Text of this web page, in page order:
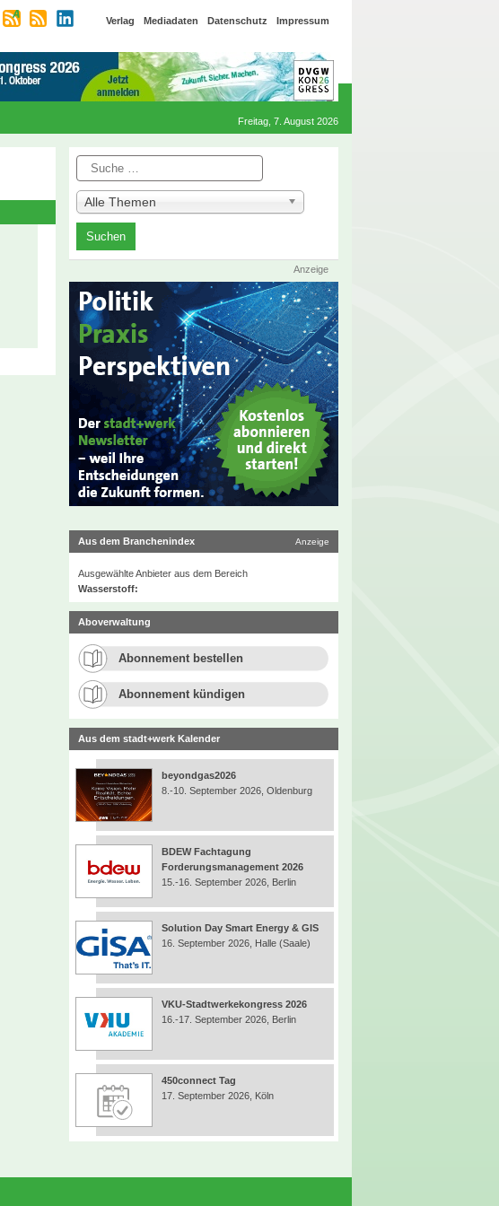
Verlag Mediadaten Datenschutz Impressum
Freitag, 7. August 2026
Suche
Alle Themen
Anzeige
Aus dem Branchenindex Anzeige
Ausgewählte Anbieter aus dem Bereich
Wasserstoff:
Aboverwaltung
Abonnement bestellen
Abonnement kündigen
Aus dem stadt+werk Kalender
beyondgas2026
8.-10. September 2026, Oldenburg
BDEW Fachtagung
Forderungsmanagement 2026
15.-16. September 2026, Berlin
Solution Day Smart Energy & GIS
16. September 2026, Halle (Saale)
VKU-Stadtwerkekongress 2026
16.-17. September 2026, Berlin
450connect Tag
17. September 2026, Köln